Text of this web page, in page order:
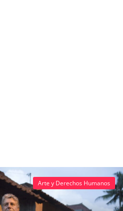
Arte y Derechos Humanos